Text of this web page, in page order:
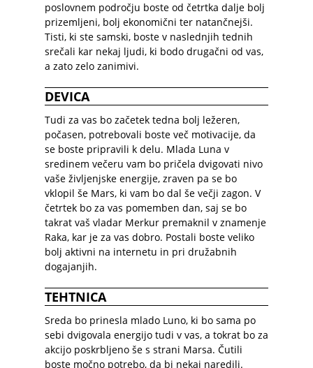
poslovnem področju boste od četrtka dalje bolj
prizemljeni, bolj ekonomični ter natančnejši.
Tisti, ki ste samski, boste v naslednjih tednih
srečali kar nekaj ljudi, ki bodo drugačni od vas,
a zato zelo zanimivi.
DEVICA
Tudi za vas bo začetek tedna bolj ležeren,
počasen, potrebovali boste več motivacije, da
se boste pripravili k delu. Mlada Luna v
sredinem večeru vam bo pričela dvigovati nivo
vaše življenjske energije, zraven pa se bo
vklopil še Mars, ki vam bo dal še večji zagon. V
četrtek bo za vas pomemben dan, saj se bo
takrat vaš vladar Merkur premaknil v znamenje
Raka, kar je za vas dobro. Postali boste veliko
bolj aktivni na internetu in pri družabnih
dogajanjih.
TEHTNICA
Sreda bo prinesla mlado Luno, ki bo sama po
sebi dvigovala energijo tudi v vas, a tokrat bo za
akcijo poskrbljeno še s strani Marsa. Čutili
boste močno potrebo, da bi nekaj naredili.